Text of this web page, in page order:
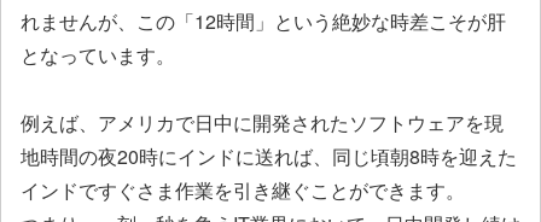
れませんが、この「12時間」という絶妙な時差こそが肝
となっています。
例えば、アメリカで日中に開発されたソフトウェアを現
地時間の夜20時にインドに送れば、同じ頃朝8時を迎えた
インドですぐさま作業を引き継ぐことができます。